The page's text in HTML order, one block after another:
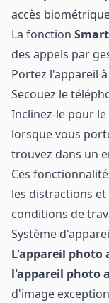
accès
La fonction
des appels par
Portez l'appareil
Secouez le
Inclinez-le pour
lorsque vous
trouvez dans un
Ces
les distractions
conditions de
Système
L'appareil photo
l'appareil photo
d'image